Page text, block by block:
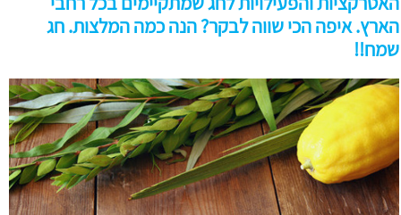
הארץ. איפה הכי שווה לבקר? הנה כמה המלצות. חג
שמח!!